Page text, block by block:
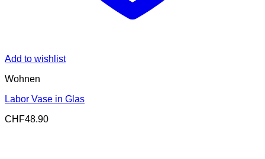
Add to wishlist
Wohnen
Labor Vase in Glas
CHF48.90